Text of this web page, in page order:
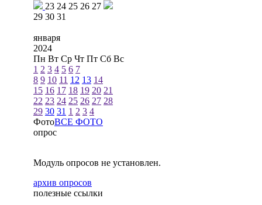
23 24 25 26 27
29 30 31
января
2024
Пн Вт Ср Чт Пт Сб Вс
1 2 3 4 5 6 7
8 9 10 11 12 13 14
15 16 17 18 19 20 21
22 23 24 25 26 27 28
29 30 31 1 2 3 4
ФотоВСЕ ФОТО
опрос
Модуль опросов не установлен.
архив опросов
полезные ссылки